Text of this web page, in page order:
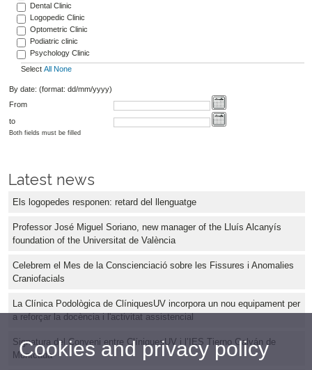
Dental Clinic
Logopedic Clinic
Optometric Clinic
Podiatric clinic
Psychology Clinic
Select All None
By date: (format: dd/mm/yyyy)
From
to
Both fields must be filled
Latest news
Els logopedes responen: retard del llenguatge
Professor José Miguel Soriano, new manager of the Lluís Alcanyís
foundation of the Universitat de València
Celebrem el Mes de la Conscienciació sobre les Fissures i Anomalies
Craniofacials
La Clínica Podològica de ClíniquesUV incorpora un nou equipament per
a reforçar la docència i l'activitat assistencial
Signatura del Conveni entre ClíniquesUV i l’IES Tierno Galván de
Montcada
Cookies and privacy policy